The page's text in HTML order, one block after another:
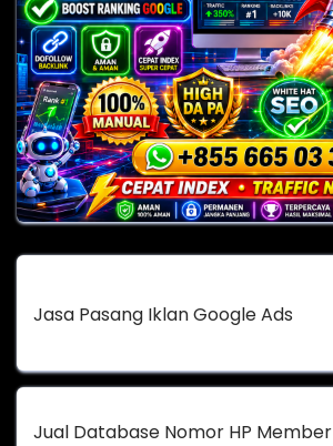
Jasa Pasang Iklan Google Ads
Jual Database Nomor HP Member